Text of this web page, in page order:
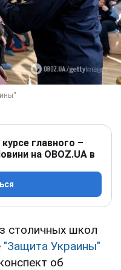
главного –
на OBOZ.UA в
столичных школ
"Защита Украины"
об